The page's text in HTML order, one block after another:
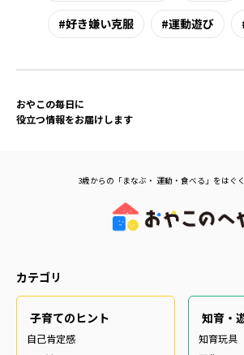
好き嫌い克服 運動遊び
おやこの毎日に
役立つ情報をお届けします
3歳からの「まなぶ・ 運動・食べる」をはぐ
カテゴリ
子育てのヒント
自己肯定感
知育・
知育玩具